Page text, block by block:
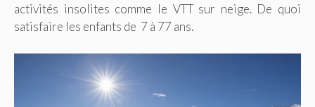
activités insolites comme le VTT sur neige. De quoi
satisfaire les enfants de 7 à 77 ans.